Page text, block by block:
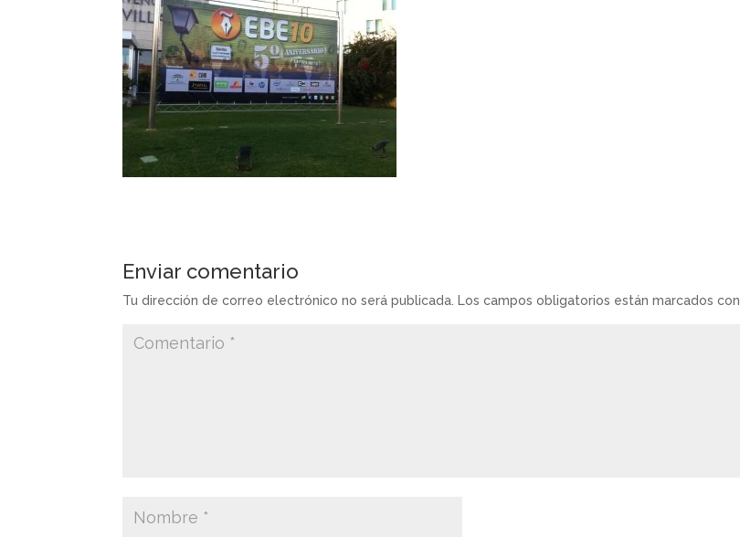
Enviar comentario
Tu dirección de correo electrónico no será publicada. Los campos obligatorios están marcados con